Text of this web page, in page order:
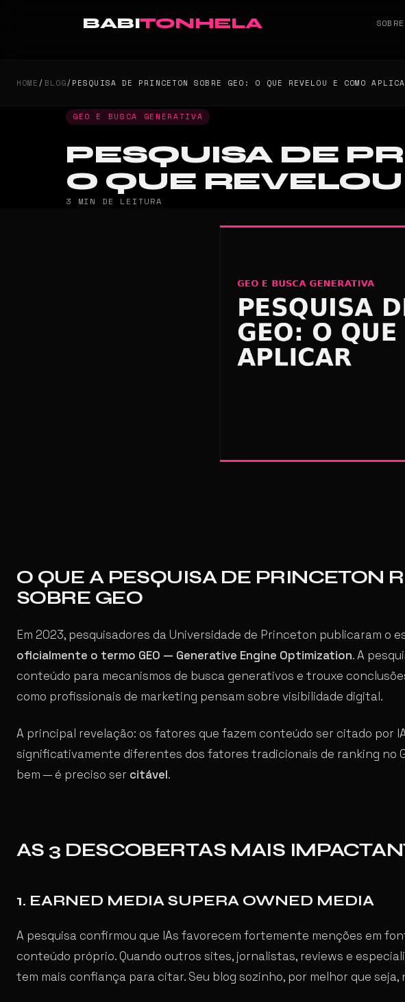
BABITONHELA SOBRE
HOME/BLOG/PESQUISA DE PRINCETON SOBRE GEO: O QUE REVELOU E COMO
GEO E BUSCA GENERATIVA
PESQUISA DE
O QUE
3 MIN DE LEITURA
O QUE A PESQUISA DE PRINCETON
SOBRE GEO
Em 2023, pesquisadores da Universidade de Princeton publicaram o
oficialmente o termo GEO — Generative Engine Optimization. A
conteúdo para mecanismos de busca generativos e trouxe
como profissionais de marketing pensam sobre visibilidade digital.
A principal revelação: os fatores que fazem conteúdo ser citado por
significativamente diferentes dos fatores tradicionais de ranking no
bem — é preciso ser citável.
AS 3 DESCOBERTAS MAIS
1. EARNED MEDIA SUPERA OWNED MEDIA
A pesquisa confirmou que IAs favorecem fortemente menções em
conteúdo próprio. Quando outros sites, jornalistas, reviews e
tem mais confiança para citar. Seu blog sozinho, por melhor que seja,